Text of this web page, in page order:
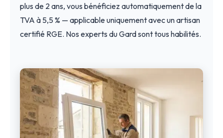
plus de 2 ans, vous bénéficiez automatiquement de la
TVA à 5,5 % — applicable uniquement avec un artisan
certifié RGE. Nos experts du Gard sont tous habilités.